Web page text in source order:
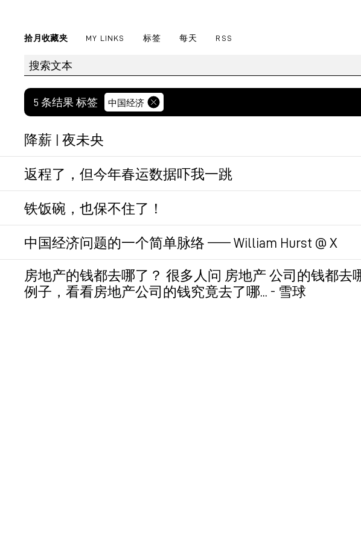
拾月收藏夹 MY LINKS 标签 每天 RSS
5 条结果 标签 中国经济
降薪 | 夜未央
希望社会能重回上升趋势，自己能熬过寒冬
返程了，但今年春运数据吓我一跳
初七返杭开了12个小时的原因找到了。
过年旅行的人太多了。
永久链接
铁饭碗，也保不住了！
自媒体的文章。
财新周刊最新一期封面文章也介绍1.5W亿定向贷款，帮助一些
代价的，据说西南某省份的代价就是公务员缩编20%。
永久链接
中国经济问题的一个简单脉络 —— William Hurst @ X
作者在最后预言：
We'll likely see serious debate (or at least evidence that it's
房地产的钱都去哪了？ 很多人问 房地产 公司的钱都
例子，看看房地产公司的钱究竟去了哪... - 雪球